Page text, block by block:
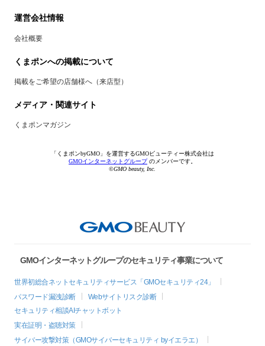
運営会社情報
会社概要
くまポンへの掲載について
掲載をご希望の店舗様へ（来店型）
メディア・関連サイト
くまポンマガジン
「くまポンbyGMO」を運営するGMOビューティー株式会社は
GMOインターネットグループのメンバーです。
©GMO beauty, Inc.
GMOインターネットグループのセキュリティ事業について
世界初総合ネットセキュリティサービス「GMOセキュリティ24」
パスワード漏洩診断
Webサイトリスク診断
セキュリティ相談AIチャットボット
実在証明・盗聴対策
サイバー攻撃対策（GMOサイバーセキュリティ byイエラエ）